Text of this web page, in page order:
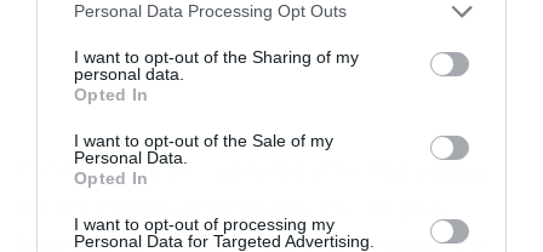
Personal Data Processing Opt Outs
I want to opt-out of the Sharing of my
personal data.
Opted In
I want to opt-out of the Sale of my
Personal Data.
Opted In
I want to opt-out of processing my
Personal Data for Targeted Advertising.
Υπενθυμίζεται ότι πρόσφατα στην Περιφέρεια